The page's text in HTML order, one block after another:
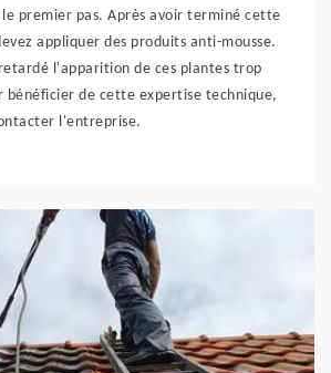
premier pas. Après avoir terminé cette
appliquer des produits anti-mousse.
l'apparition de ces plantes trop
bénéficier de cette expertise technique,
l'entreprise.